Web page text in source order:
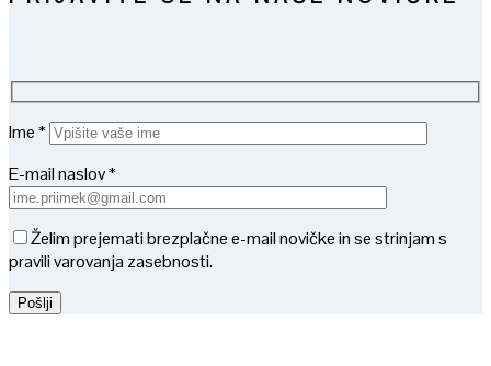
Ime *
E-mail naslov *
Želim prejemati brezplačne e-mail novičke in se strinjam s
pravili varovanja zasebnosti.